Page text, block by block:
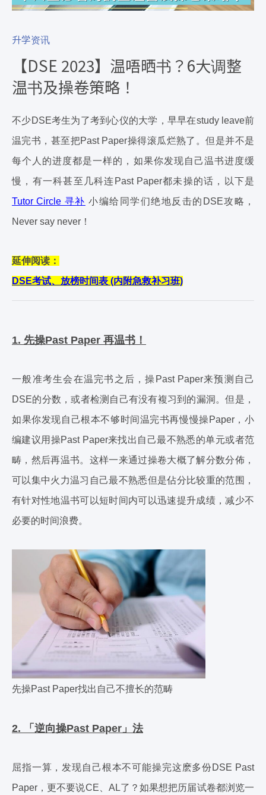
升学资讯
【DSE 2023】温唔晒书？6大调整
温书及操卷策略！
不少DSE考生为了考到心仪的大学，早早在study leave前
温完书，甚至把Past Paper操得滚瓜烂熟了。但是并不是
每个人的进度都是一样的，如果你发现自己温书进度缓
慢，有一科甚至几科连Past Paper都未操的话，以下是
Tutor Circle 寻补 小编给同学们绝地反击的DSE攻略，
Never say never！
延伸阅读：
DSE考试、放榜时间表 (内附急救补习班)
1. 先操Past Paper 再温书！
一般准考生会在温完书之后，操Past Paper来预测自己
DSE的分数，或者检测自己有没有複习到的漏洞。但是，
如果你发现自己根本不够时间温完书再慢慢操Paper，小
编建议用操Past Paper来找出自己最不熟悉的单元或者范
畴，然后再温书。这样一来通过操卷大概了解分数分佈，
可以集中火力温习自己最不熟悉但是佔分比较重的范围，
有针对性地温书可以短时间内可以迅速提升成绩，减少不
必要的时间浪费。
先操Past Paper找出自己不擅长的范畴
2. 「逆向操Past Paper」法
屈指一算，发现自己根本不可能操完这麽多份DSE Past
Paper，更不要说CE、AL了？如果想把历届试卷都浏览一